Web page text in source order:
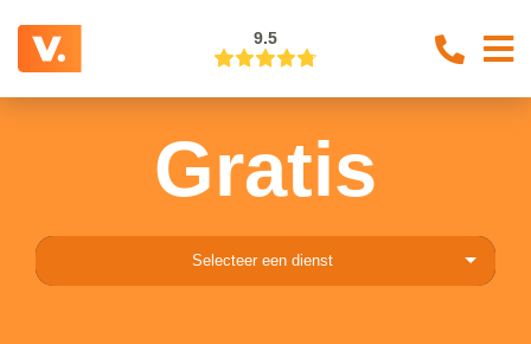
9.5
Gratis
Selecteer een dienst